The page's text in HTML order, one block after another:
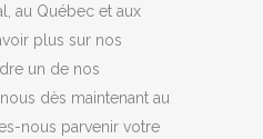
au Québec et aux
plus sur nos
un de nos
dès maintenant au
nous parvenir votre